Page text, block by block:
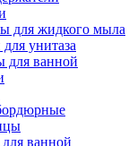
для жидкого мыла
унитаза
для ванной
ванной